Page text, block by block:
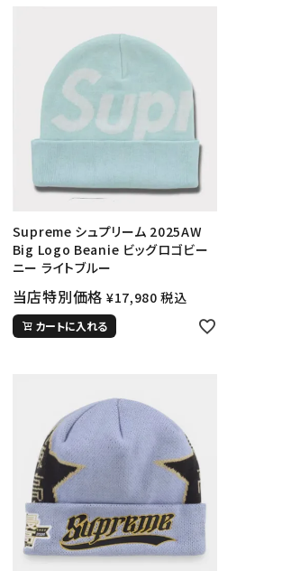
Supreme シュプリーム 2025AW
Big Logo Beanie ビッグロゴビー
ニー ライトブルー
当店特別価格 ¥17,980 税込
カートに入れる